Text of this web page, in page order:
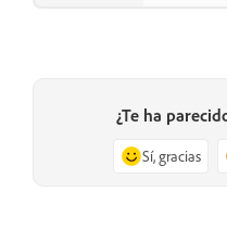
¿Te ha
Sí, gracias